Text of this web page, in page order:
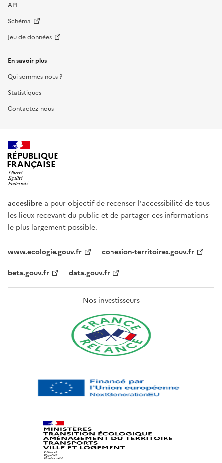
API
Schéma
Jeu de données
En savoir plus
Qui sommes-nous ?
Statistiques
Contactez-nous
RÉPUBLIQUE
FRANÇAISE
acceslibre a pour objectif de recenser l'accessibilité de tous
les lieux recevant du public et de partager ces informations
le plus largement possible.
www.ecologie.gouv.fr
cohesion-territoires.gouv.fr
beta.gouv.fr
data.gouv.fr
Nos investisseurs